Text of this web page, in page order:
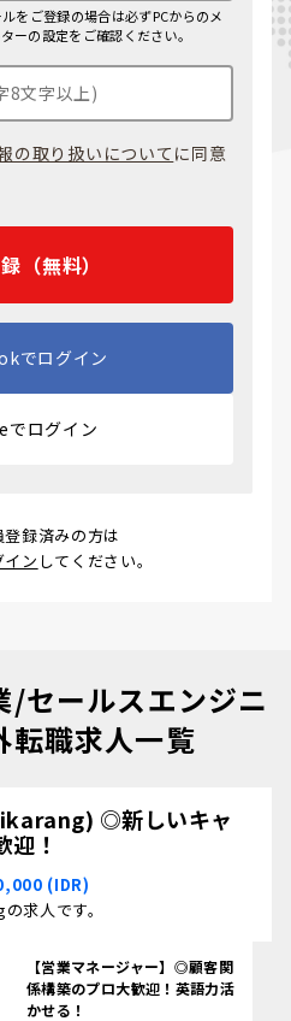
をご登録の場合は必ずPCからのメ
ーの設定をご確認ください。
の取り扱いについて に同意
（無料）
でログイン
ログイン
録済みの方は
イン してください。
/セールスエンジニ
転職求人一覧
◎新しいキャ
迎！
(IDR)
求人です。
【営業マネージャー】◎顧客関
係構築のプロ大歓迎！英語力活
かせる！